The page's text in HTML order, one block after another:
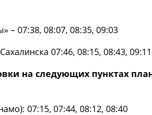
– 07:38, 08:07, 08:35, 09:03
07:46, 08:15, 08:43, 09:11
на следующих пунктах
07:15, 07:44, 08:12, 08:40